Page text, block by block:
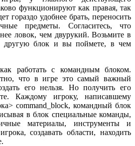
функционируют как правая, так
гораздо удобнее брать, переносить
предметы. Согласитесь, что
ловок, чем двурукий. Возьмите в
другую блок и вы поймете, в чем
работать с командным блоком.
что в игре это самый важный
его нельзя. Но получить его
Каждому игроку, написавшему
command_block, командный блок
в блок специальные команды,
материалы, инструменты и
создавать области, находить